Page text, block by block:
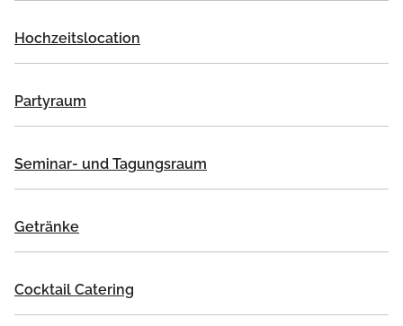
Hochzeitslocation
Partyraum
Seminar- und Tagungsraum
Getränke
Cocktail Catering